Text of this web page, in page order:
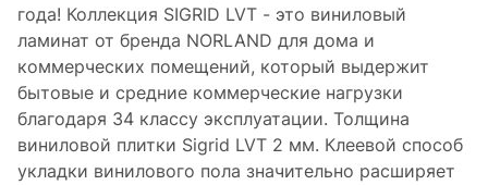
года! Коллекция SIGRID LVT - это виниловый
ламинат от бренда NORLAND для дома и
коммерческих помещений, который выдержит
бытовые и средние коммерческие нагрузки
благодаря 34 классу эксплуатации. Толщина
виниловой плитки Sigrid LVT 2 мм. Клеевой способ
укладки винилового пола значительно расширяет